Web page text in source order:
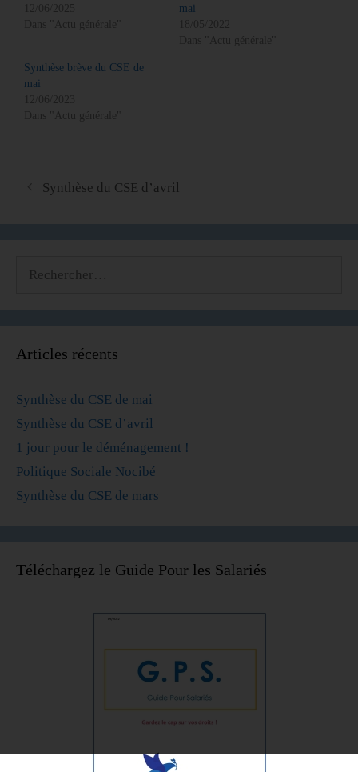
12/06/2025
Dans "Actu générale"
mai
18/05/2022
Dans "Actu générale"
Synthèse brève du CSE de
mai
12/06/2023
Dans "Actu générale"
Synthèse du CSE d’avril
Articles récents
Synthèse du CSE de mai
Synthèse du CSE d’avril
1 jour pour le déménagement !
Politique Sociale Nocibé
Synthèse du CSE de mars
Téléchargez le Guide Pour les Salariés